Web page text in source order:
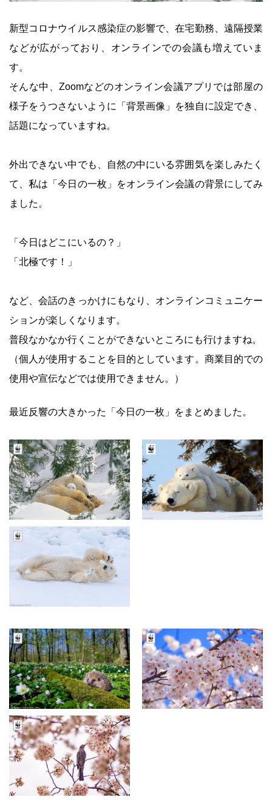
新型コロナウイルス感染症の影響で、在宅勤務、遠隔授業
などが広がっており、オンラインでの会議も増えていま
す。
そんな中、Zoomなどのオンライン会議アプリでは部屋の
様子をうつさないように「背景画像」を独自に設定でき、
話題になっていますね。
外出できない中でも、自然の中にいる雰囲気を楽しみたく
て、私は「今日の一枚」をオンライン会議の背景にしてみ
ました。
「今日はどこにいるの？」
「北極です！」
など、会話のきっかけにもなり、オンラインコミュニケー
ションが楽しくなります。
普段なかなか行くことができないところにも行けますね。
（個人が使用することを目的としています。商業目的での
使用や宣伝などでは使用できません。）
最近反響の大きかった「今日の一枚」をまとめました。